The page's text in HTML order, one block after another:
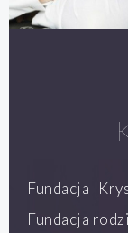
Fundacja
Fundacja